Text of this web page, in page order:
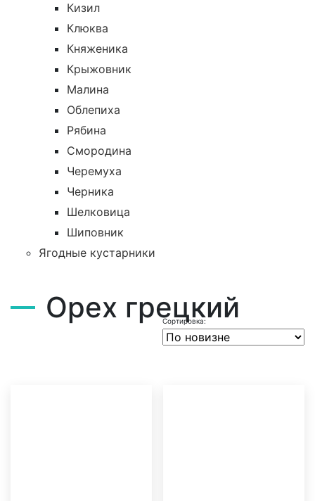
Кизил
Клюква
Княженика
Крыжовник
Малина
Облепиха
Рябина
Смородина
Черемуха
Черника
Шелковица
Шиповник
Ягодные кустарники
Орех грецкий